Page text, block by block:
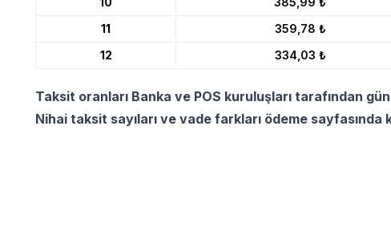
11
359,78 ₺
12
334,03 ₺
Taksit oranları Banka ve POS kuruluşları tarafından
Nihai taksit sayıları ve vade farkları ödeme sayfasında